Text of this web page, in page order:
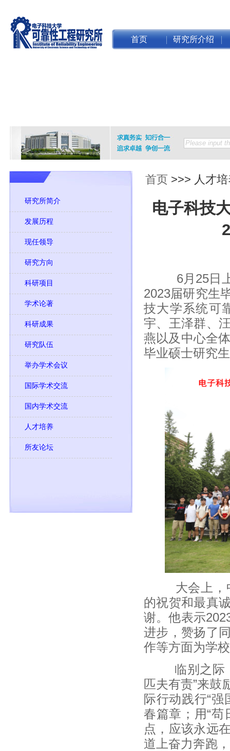
首页 研究所介绍
研究所简介
发展历程
现任领导
研究方向
科研项目
学术论著
科研成果
研究队伍
举办学术会议
国际学术交流
国内学术交流
人才培养
所友论坛
首页 >>> 人才
电子科技
6月25日上
2023届研究生
技大学系统可
宇、王泽群、
燕以及中心全
毕业硕士研究
大会上，中
的祝贺和最真
谢。他表示
进步，赞扬了
作等方面为学
临别之际，
匹夫有责”来鼓
际行动践行“
春篇章；用“
点，应该永远
道上奋力奔跑